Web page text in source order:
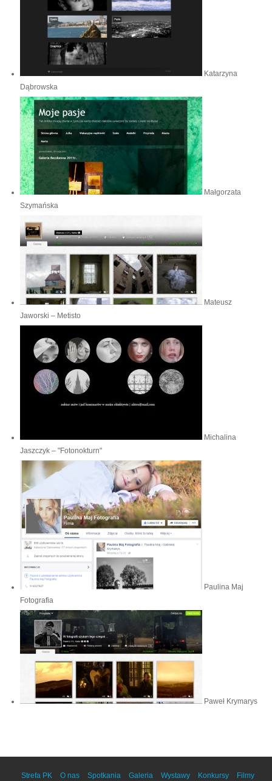
Katarzyna
Dąbrowska
Małgorzata
Szymańska
Mateusz
Jaworski – Metisto
Michalina
Jaszczyk – "Fotonokturn"
Paulina Maj
Fotografia
Paweł Krymarys
Strefa PK O nas Spotkania Galeria Wystawy Konkursy Filmy